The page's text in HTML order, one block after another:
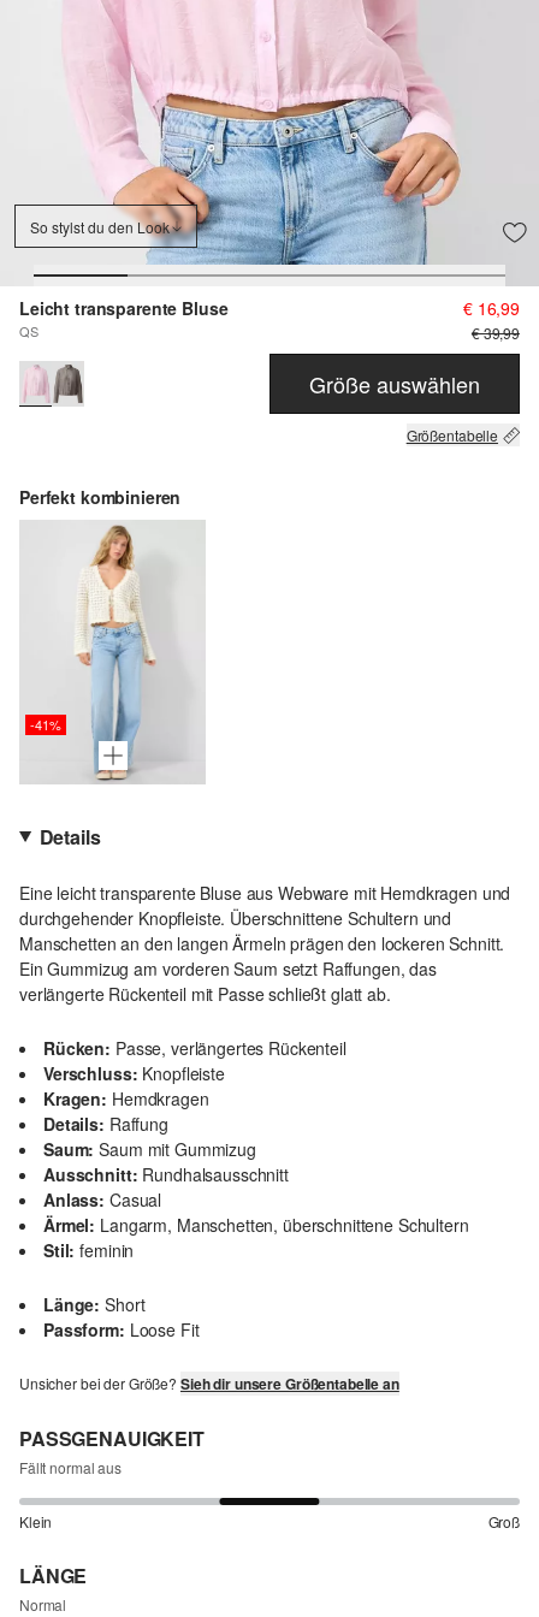
So stylst du den Look
Leicht transparente Bluse
QS
€ 16,99
€ 39,99
Größe auswählen
Größentabelle
Perfekt kombinieren
-41%
Details
Eine leicht transparente Bluse aus Webware mit Hemdkragen und
durchgehender Knopfleiste. Überschnittene Schultern und
Manschetten an den langen Ärmeln prägen den lockeren Schnitt.
Ein Gummizug am vorderen Saum setzt Raffungen, das
verlängerte Rückenteil mit Passe schließt glatt ab.
Rücken: Passe, verlängertes Rückenteil
Verschluss: Knopfleiste
Kragen: Hemdkragen
Details: Raffung
Saum: Saum mit Gummizug
Ausschnitt: Rundhalsausschnitt
Anlass: Casual
Ärmel: Langarm, Manschetten, überschnittene Schultern
Stil: feminin
Länge: Short
Passform: Loose Fit
Unsicher bei der Größe? Sieh dir unsere Größentabelle an
PASSGENAUIGKEIT
Fällt normal aus
Klein Groß
LÄNGE
Normal